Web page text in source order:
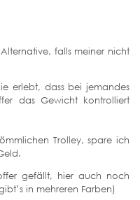
falls meiner nicht
erlebt, dass bei jemandes
das Gewicht kontrolliert
Trolley, spare ich
gefällt, hier auch noch
in mehreren Farben)